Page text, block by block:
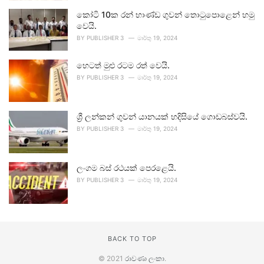
කෝටි 10ක රන් භාණ්ඩ ගුවන් තොටුපොළෙන් හමු
වෙයි.
BY PUBLISHER 3 මාර්තු 19, 2024
හෙටත් මුළු රටම රත් වෙයි.
BY PUBLISHER 3 මාර්තු 19, 2024
ශ්‍රී ලන්කන් ගුවන් යානයක් හදිසියේ ගොඩබස්වයි.
BY PUBLISHER 3 මාර්තු 19, 2024
ලංගම බස් රථයක් පෙරළෙයි.
BY PUBLISHER 3 මාර්තු 19, 2024
BACK TO TOP
© 2021 රාවණා ලංකා.